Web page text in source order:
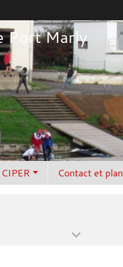
Port Marly
Contact et plan